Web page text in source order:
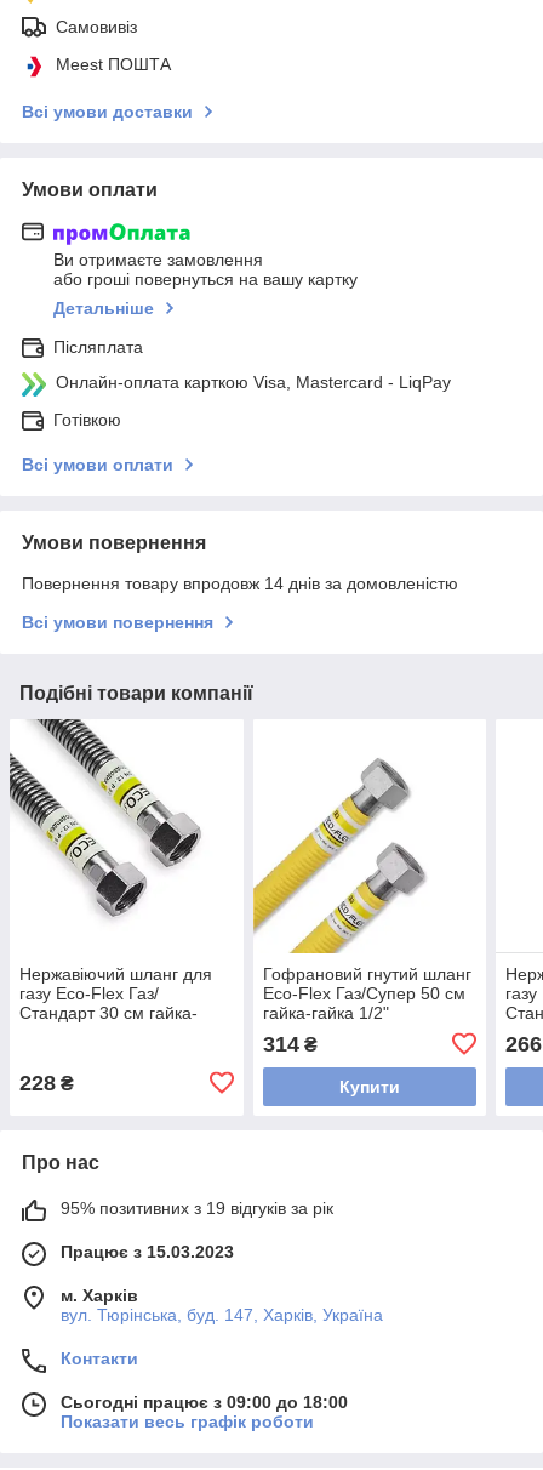
Самовивіз
Meest ПОШТА
Всі умови доставки
Умови оплати
Ви отримаєте замовлення
або гроші повернуться на вашу картку
Детальніше
Післяплата
Онлайн-оплата карткою Visa, Mastercard - LiqPay
Готівкою
Всі умови оплати
Умови повернення
Повернення товару впродовж 14 днів за домовленістю
Всі умови повернення
Подібні товари компанії
Нержавіючий шланг для
газу Eco-Flex Газ/
Стандарт 30 см гайка-
228 ₴
Гофрановий гнутий шланг
Eco-Flex Газ/Супер 50 см
гайка-гайка 1/2"
314₴
Купити
266
Про нас
95% позитивних з 19 відгуків за рік
Працює з 15.03.2023
м. Харків
вул. Тюрінська, буд. 147, Харків, Україна
Контакти
Сьогодні працює з 09:00 до 18:00
Показати весь графік роботи